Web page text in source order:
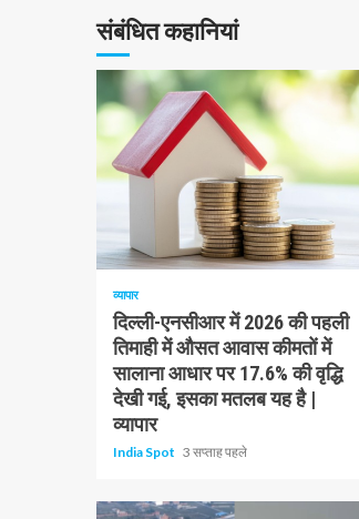
पढ़
रहे
हैं
संबंधित कहानियां
1 न्यूनतम पढ़ा
व्यापार
दिल्ली-एनसीआर में 2026 की पहली
तिमाही में औसत आवास कीमतों में
सालाना आधार पर 17.6% की वृद्धि
देखी गई, इसका मतलब यह है |
व्यापार
India Spot 3 सप्ताह पहले